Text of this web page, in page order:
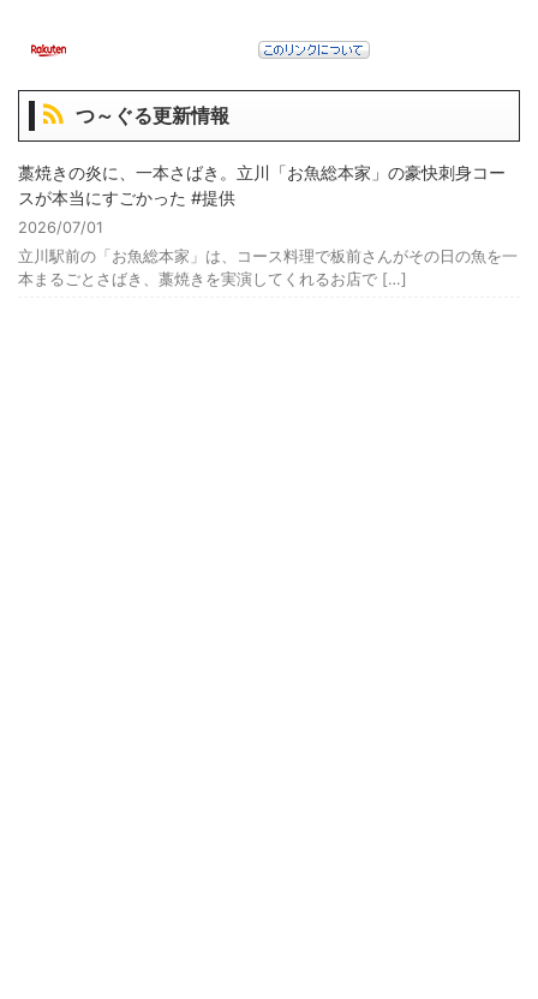
つ～ぐる更新情報
藁焼きの炎に、一本さばき。立川「お魚総本家」の豪快刺身コー
スが本当にすごかった #提供
2026/07/01
立川駅前の「お魚総本家」は、コース料理で板前さんがその日の魚を一
本まるごとさばき、藁焼きを実演してくれるお店で […]